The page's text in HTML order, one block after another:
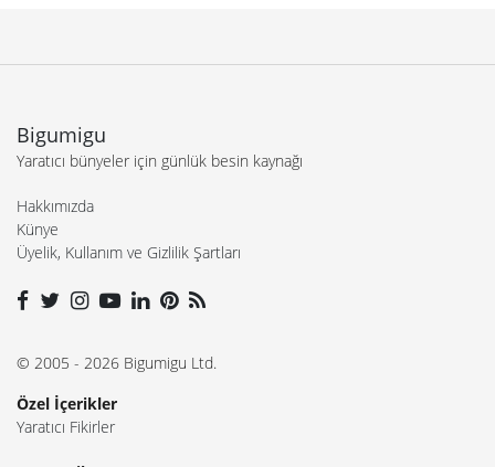
Bigumigu
Yaratıcı bünyeler için günlük besin kaynağı
Hakkımızda
Künye
Üyelik, Kullanım ve Gizlilik Şartları
© 2005 - 2026 Bigumigu Ltd.
Özel İçerikler
Yaratıcı Fikirler